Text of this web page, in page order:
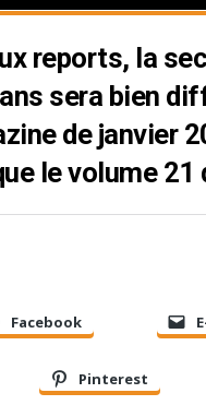
reports, la
sera bien
de janvier
le volume
Facebook
Pinterest